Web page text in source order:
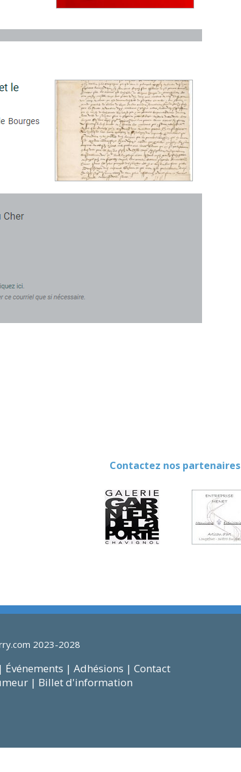
Contactez nos partenaires
2023-2028
Événements | Adhésions | Contact
| Billet d'information